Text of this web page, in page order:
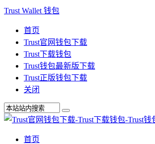
Trust Wallet 钱包
首页
Trust官网钱包下载
Trust下载钱包
Trust钱包最新版下载
Trust正版钱包下载
关闭
首页